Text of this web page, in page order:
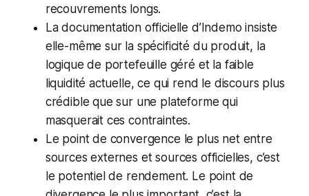
recouvrements longs.
La documentation officielle d’Indemo insiste
elle-même sur la spécificité du produit, la
logique de portefeuille géré et la faible
liquidité actuelle, ce qui rend le discours plus
crédible que sur une plateforme qui
masquerait ces contraintes.
Le point de convergence le plus net entre
sources externes et sources officielles, c’est
le potentiel de rendement. Le point de